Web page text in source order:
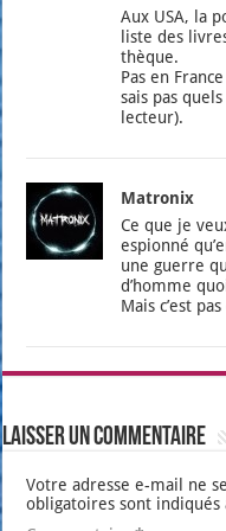
Aux USA, la
liste des
thèque.
Pas en
sais pas
lec­teur).
Matronix
Ce que je
espion­né
une guerre
d’homme
Mais c’est
Laisser un commentaire
Votre adresse e-mail ne
obligatoires sont indiqués